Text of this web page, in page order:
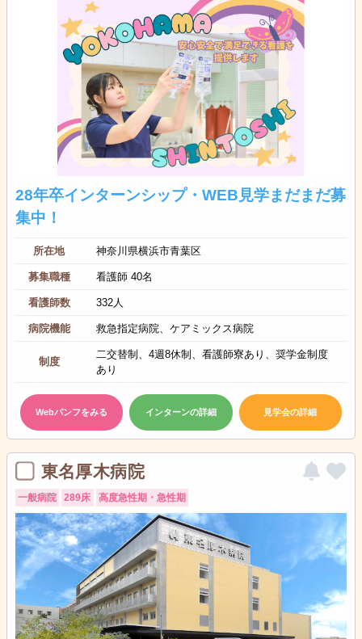
28年卒インターンシップ・WEB見学まだまだ募
集中！
所在地 神奈川県横浜市青葉区
募集職種 看護師 40名
看護師数 332人
病院機能 救急指定病院、ケアミックス病院
制度
二交替制、4週8休制、看護師寮あり、奨学金制度
あり
Webパンフをみる インターンの詳細 見学会の詳細
東名厚木病院
一般病院 289床 高度急性期・急性期